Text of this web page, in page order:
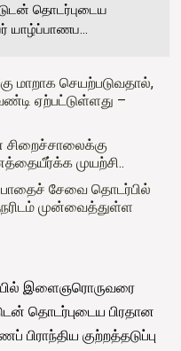
தொடர்புடைய
யாழ்ப்பாணப...
மாறாக செயற்படுவதால்,
ஏற்பட்டுள்ளது –
முயற்சி..
சேவை தொடர்பில்
முன்வைத்துள்ள
இளைஞரொருவரை
தொடர்புடைய பிரதான
பிராந்திய குற்றத்தடுப்பு